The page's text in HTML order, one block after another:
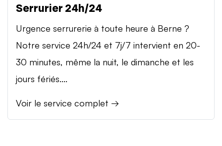
Serrurier 24h/24
Urgence serrurerie à toute heure à Berne ?
Notre service 24h/24 et 7j/7 intervient en 20-
30 minutes, même la nuit, le dimanche et les
jours fériés....
Voir le service complet →